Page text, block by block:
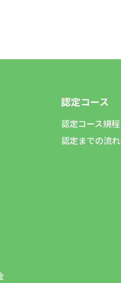
認定コース
認定コース規程
認定までの流れ